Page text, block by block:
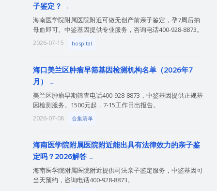
子鉴定？
海南医学院附属医院附近可做无创产前亲子鉴定，孕7周后抽
母血即可。中鉴基因提供专业服务，咨询电话400-928-8873。
2026-07-15 · hospital
海口美兰区肿瘤早筛基因检测机构名单（2026年7
月）
美兰区肿瘤早期筛查电话400-928-8873，中鉴基因提供正规基
因检测服务。1500元起，7-15工作日出报告。
2026-07-08 · 合集清单
海南医学院附属医院附近能出具有法律效力的亲子鉴
定吗？2026解答
海南医学院附属医院附近提供司法亲子鉴定服务，中鉴基因可
当天预约，咨询电话400-928-8873。